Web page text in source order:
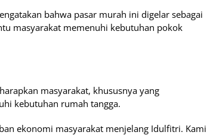
bahwa pasar murah ini digelar sebagai
masyarakat memenuhi kebutuhan pokok
masyarakat, khususnya yang
kebutuhan rumah tangga.
ekonomi masyarakat menjelang Idulfitri. Kami